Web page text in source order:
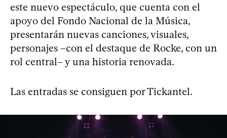
este nuevo espectáculo, que cuenta con el
apoyo del Fondo Nacional de la Música,
presentarán nuevas canciones, visuales,
personajes –con el destaque de Rocke, con un
rol central– y una historia renovada.
Las entradas se consiguen por Tickantel.